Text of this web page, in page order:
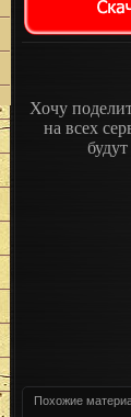
Хочу
на всех
Похожие